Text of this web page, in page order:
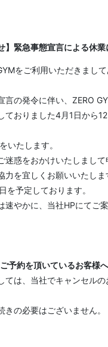
】緊急事態宣言による休
をご利用いただきまし
言の発令に伴い、ZERO
ておりました4月1日から
いたします。
迷惑をおかけいたしまし
力を宜しくお願いいたしま
を予定しております。
速やかに、当社HPにてご
予約を頂いているお客様へ
ては、当社でキャンセル
きの必要はございません。